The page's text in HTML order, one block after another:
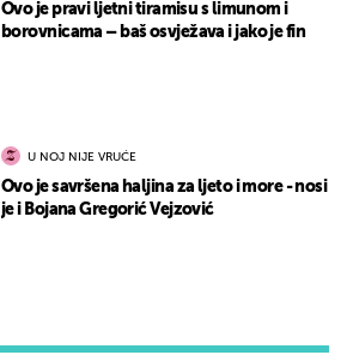
Ovo je pravi ljetni tiramisu s limunom i
borovnicama – baš osvježava i jako je fin
U NOJ NIJE VRUĆE
Ovo je savršena haljina za ljeto i more - nosi
je i Bojana Gregorić Vejzović